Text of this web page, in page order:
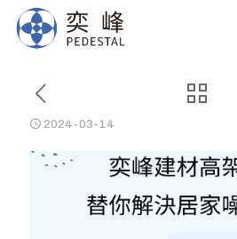
2024-03-14